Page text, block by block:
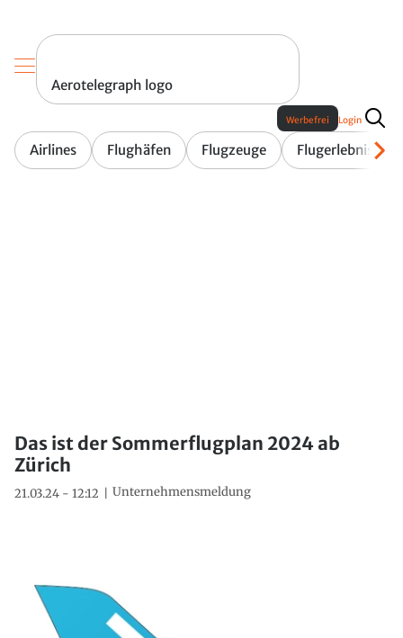
Aerotelegraph logo
Airlines Flughäfen Flugzeuge Flugerlebnis
Werbefrei Login
Das ist der Sommerflugplan 2024 ab
Zürich
21.03.24 - 12:12 Unternehmensmeldung